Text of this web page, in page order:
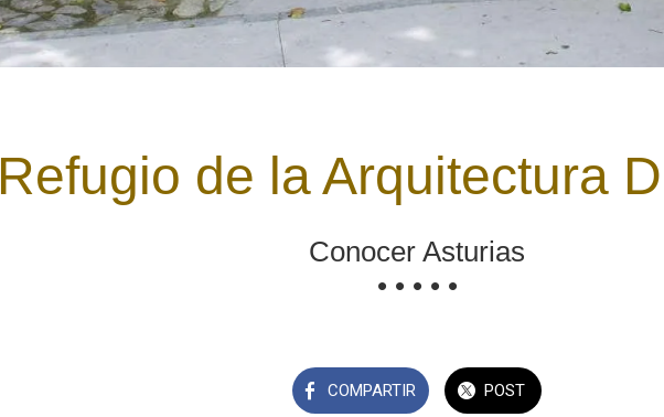
Refugio de la Arquitectura
Conocer Asturias
• • • • •
COMPARTIR POST